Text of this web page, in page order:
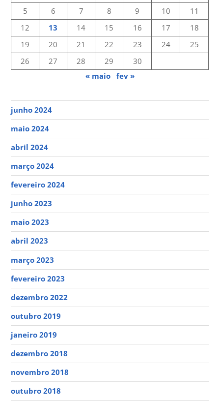
5 6 7 8 9 10
11
12
13 14 15 16 17
18
19
20 21 22 23 24
25
26
27 28 29
30
« maio fev »
junho 2024
maio 2024
abril 2024
março 2024
fevereiro 2024
junho 2023
maio 2023
abril 2023
março 2023
fevereiro 2023
dezembro 2022
outubro 2019
janeiro 2019
dezembro 2018
novembro 2018
outubro 2018